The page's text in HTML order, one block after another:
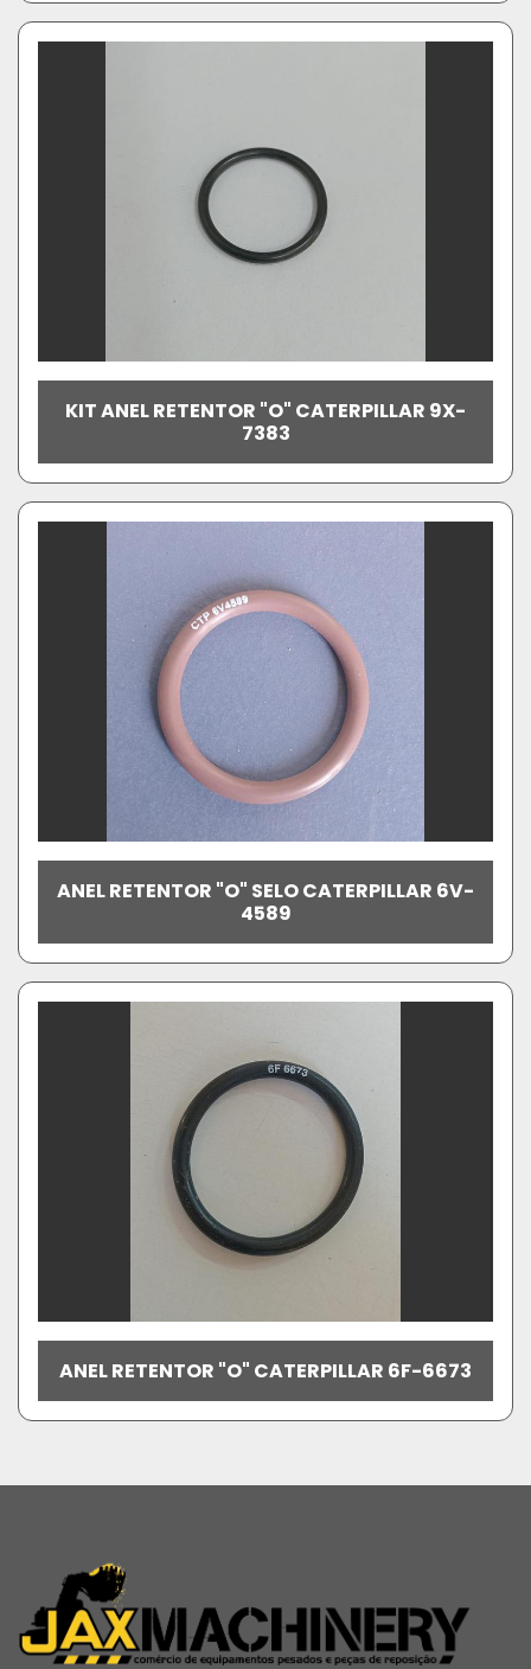
KIT ANEL RETENTOR "O" CATERPILLAR 9X-
7383
ANEL RETENTOR "O" SELO CATERPILLAR 6V-
4589
ANEL RETENTOR "O" CATERPILLAR 6F-6673